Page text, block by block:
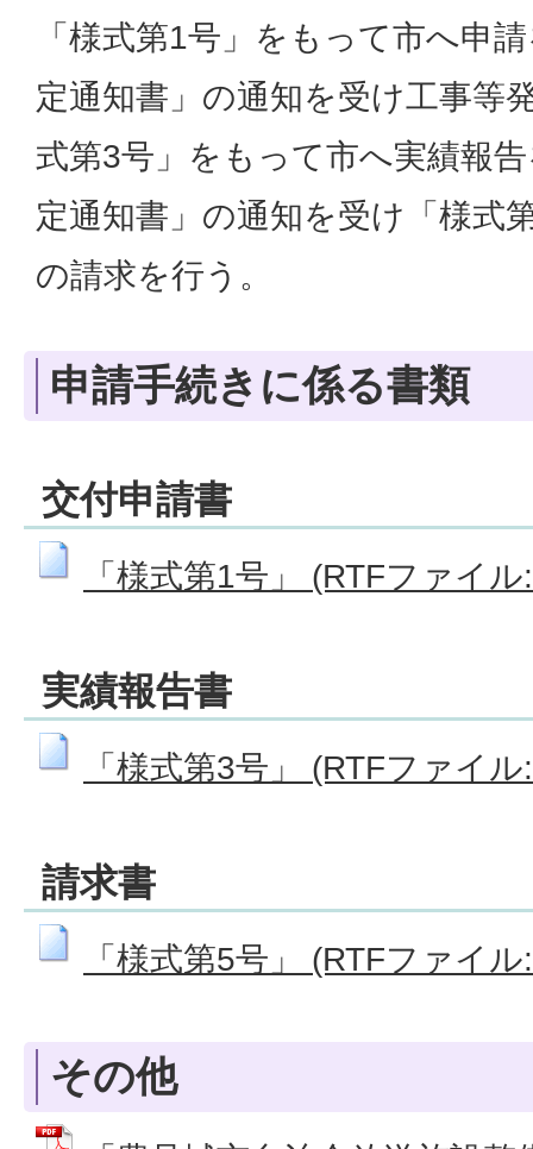
「様式第1号」をもって市へ申
定通知書」の通知を受け工事等
式第3号」をもって市へ実績報
定通知書」の通知を受け「様式
の請求を行う。
申請手続きに係る書類
交付申請書
「様式第1号」 (RTFファイ
実績報告書
「様式第3号」 (RTFファイ
請求書
「様式第5号」 (RTFファイ
その他